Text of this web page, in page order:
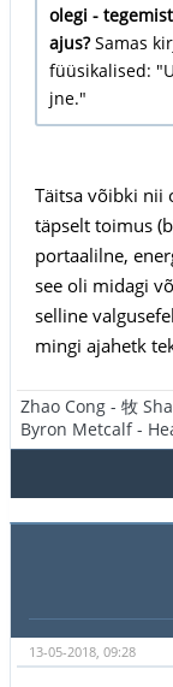
olegi -
ajus?Samas
füüsikalised:
jne."
Täitsa võibki nii
täpselt toimus
portaalilne,
see oli midagi
selline
mingi ajahetk
Zhao Cong - 牧
Byron Metcalf -
13-05-2018, 09:28